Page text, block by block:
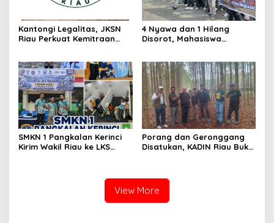
Kantongi Legalitas, JKSN
Riau Perkuat Kemitraan
4 Nyawa dan 1 Hilang
Disorot, Mahasiswa
SMKN 1 Pangkalan Kerinci
Kirim Wakil Riau ke LKS
Porang dan Geronggang
Disatukan, KADIN Riau Buka
View More